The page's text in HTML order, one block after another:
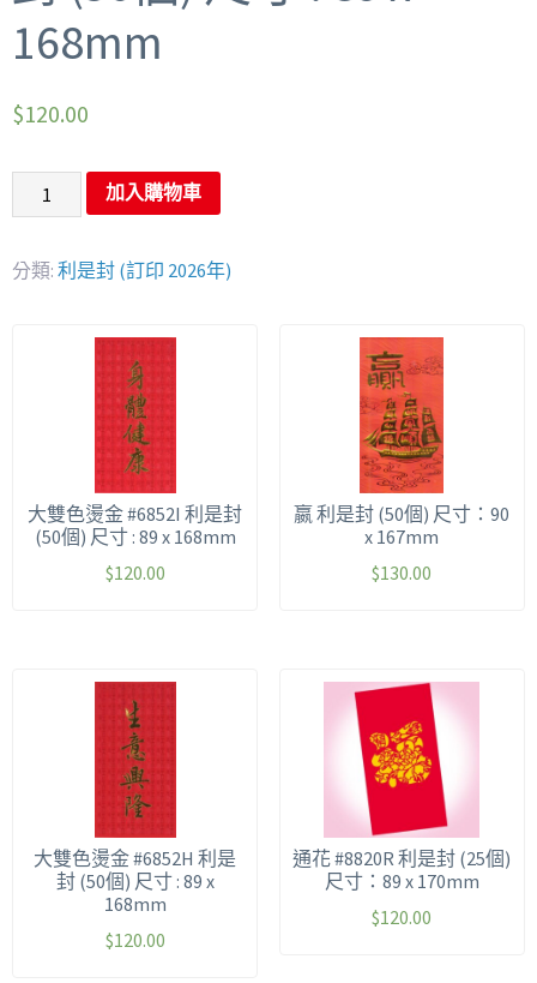
168mm
$120.00
加入購物車
分類: 利是封 (訂印 2026年)
大雙色燙金 #6852I 利是封
(50個) 尺寸 : 89 x 168mm
$120.00
嬴 利是封 (50個) 尺寸：90
x 167mm
$130.00
大雙色燙金 #6852H 利是
封 (50個) 尺寸 : 89 x
168mm
$120.00
通花 #8820R 利是封 (25個)
尺寸：89 x 170mm
$120.00